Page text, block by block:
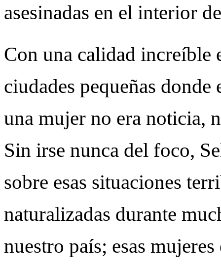
asesinadas en el interior
Con una calidad increíble
ciudades pequeñas
una mujer no era noticia,
Sin irse nunca del foco,
sobre esas situaciones
naturalizadas durante
nuestro país; esas